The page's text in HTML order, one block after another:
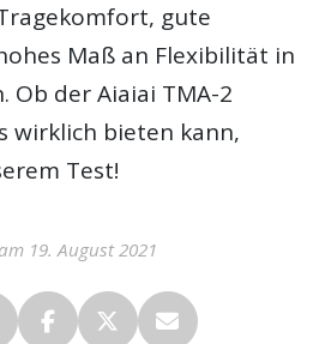
gute
Maß an Flexibilität in
Ob der Aiaiai TMA-2
wirklich bieten kann,
Test!
19. August 2021